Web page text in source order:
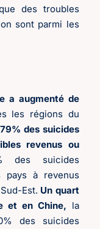
des troubles
sont parmi les
a augmenté de
les régions du
79% des suicides
revenus ou
des suicides
pays à revenus
Est. Un quart
et en Chine, la
des suicides